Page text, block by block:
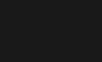
na trhu.
v mnohých odvetviach.